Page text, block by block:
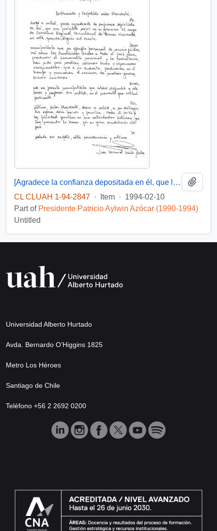
[Agradece la confianza depositada en él, que le posibilito servir en su gobierno]
CL CLUAH 1-94-2847 · Item · 1994-02-10
Part of Presidente Patricio Aylwin Azócar (1990-1994)
Untitled
Universidad Alberto Hurtado
Avda. Bernardo O’Higgins 1825
Metro Los Héroes
Santiago de Chile
Teléfono +56 2 2692 0200